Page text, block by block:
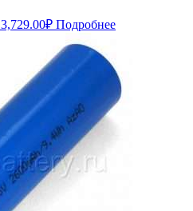
Первоначальная
составляла
4,068.00₽.
3,729.00₽Текущая
3,729.00₽.
Подробнее